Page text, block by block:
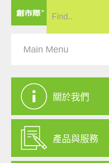
關於我們
產品與服務